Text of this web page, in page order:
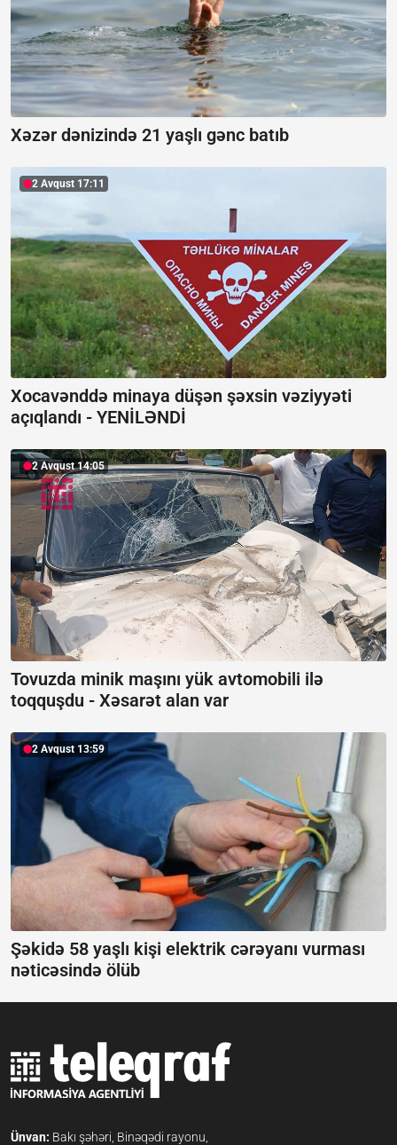
Xəzər dənizində 21 yaşlı gənc batıb
2 Avqust 17:11
Xocavənddə minaya düşən şəxsin vəziyyəti
açıqlandı - YENİLƏNDİ
2 Avqust 14:05
Tovuzda minik maşını yük avtomobili ilə
toqquşdu - Xəsarət alan var
2 Avqust 13:59
Şəkidə 58 yaşlı kişi elektrik cərəyanı vurması
nəticəsində ölüb
Ünvan: Bakı şəhəri, Binəqədi rayonu,